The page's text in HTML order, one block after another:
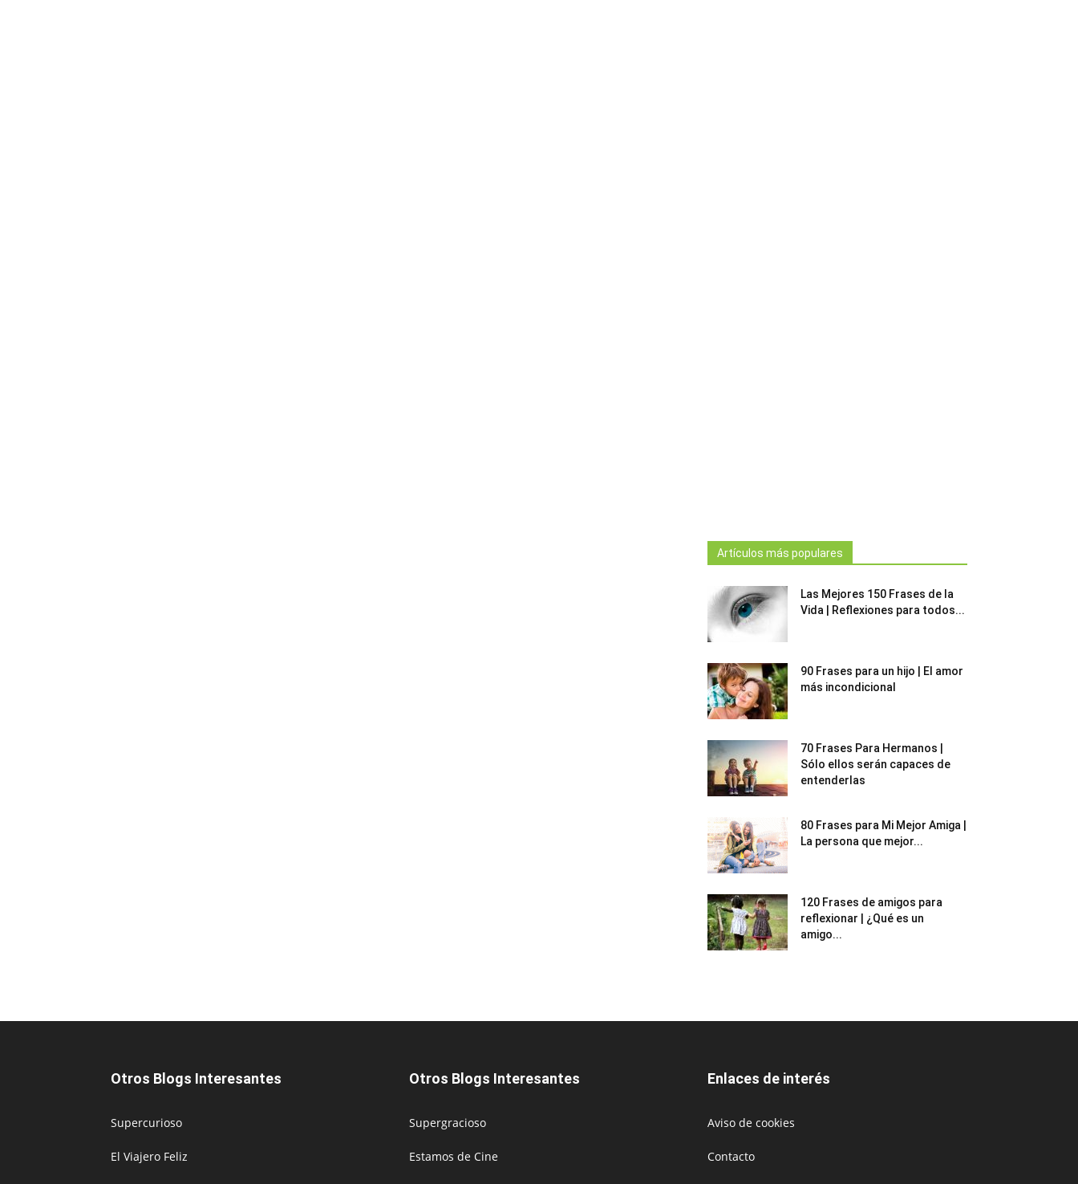
Artículos más populares
Las Mejores 150 Frases de la
Vida | Reflexiones para todos...
90 Frases para un hijo | El amor
más incondicional
70 Frases Para Hermanos |
Sólo ellos serán capaces de
entenderlas
80 Frases para Mi Mejor Amiga |
La persona que mejor...
120 Frases de amigos para
reflexionar | ¿Qué es un
amigo...
Otros Blogs Interesantes
Supercurioso
El Viajero Feliz
Otros Blogs Interesantes
Supergracioso
Estamos de Cine
Enlaces de interés
Aviso de cookies
Contacto